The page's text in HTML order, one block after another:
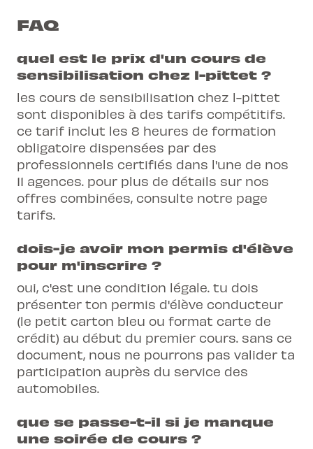
FAQ
quel est le prix d'un cours de
sensibilisation chez l-pittet ?
les cours de sensibilisation chez l-pittet
sont disponibles à des tarifs compétitifs.
ce tarif inclut les 8 heures de formation
obligatoire dispensées par des
professionnels certifiés dans l'une de nos
11 agences. pour plus de détails sur nos
offres combinées, consulte notre page
tarifs.
dois-je avoir mon permis d'élève
pour m'inscrire ?
oui, c'est une condition légale. tu dois
présenter ton permis d'élève conducteur
(le petit carton bleu ou format carte de
crédit) au début du premier cours. sans ce
document, nous ne pourrons pas valider ta
participation auprès du service des
automobiles.
que se passe-t-il si je manque
une soirée de cours ?